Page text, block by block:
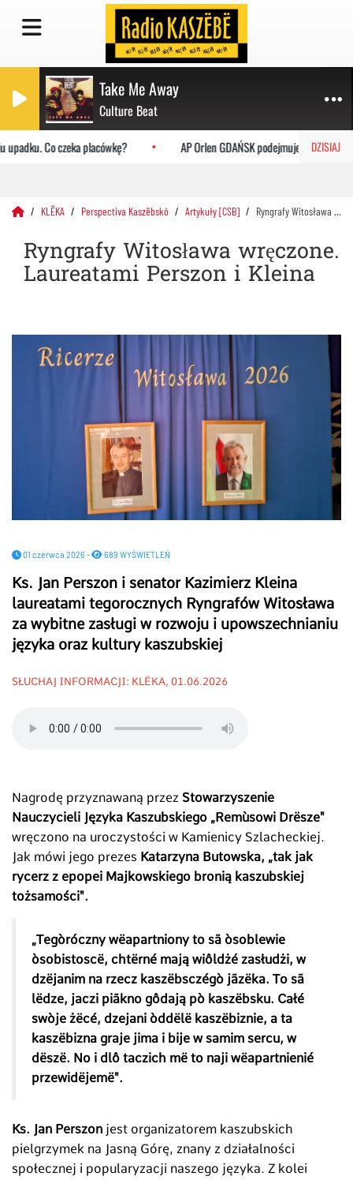
Take Me Away
Culture Beat
DZISIAJ
Co czeka placówkę? AP Orlen GDAŃSK podejmuje Uniwersytet
KLËKA Perspectiva Kaszëbskô Artykuły [CSB] Ryngrafy Witosława wręczone. Laureatami Perszon i Kleina
Ryngrafy Witosława wręczone.
Laureatami Perszon i Kleina
01 czerwca 2026 - 689 WYŚWIETLEŃ
Ks. Jan Perszon i senator Kazimierz Kleina
laureatami tegorocznych Ryngrafów Witosława
za wybitne zasługi w rozwoju i upowszechnianiu
języka oraz kultury kaszubskiej
SŁUCHAJ INFORMACJI: KLËKA, 01.06.2026
Nagrodę przyznawaną przez Stowarzyszenie
Nauczycieli Języka Kaszubskiego „Remùsowi Drësze"
wręczono na uroczystości w Kamienicy Szlacheckiej.
Jak mówi jego prezes Katarzyna Butowska, „tak jak
rycerz z epopei Majkowskiego bronią kaszubskiej
tożsamości".
„Tegòróczny wëapartniony to sã òsoblewie
òsobistoscë, chtërné mają wiôldżé zasłudżi, w
dzëjanim na rzecz kaszëbsczégò jãzëka. To sã
lëdze, jaczi piãkno gôdają pò kaszëbsku. Całé
swòje żëcé, dzejani òddëlë kaszëbiznie, a ta
kaszëbizna graje jima i bije w samim sercu, w
dëszë. No i dlô taczich më to naji wëapartnienié
przewidëjemë".
Ks. Jan Perszon jest organizatorem kaszubskich
pielgrzymek na Jasną Górę, znany z działalności
społecznej i popularyzacji naszego języka. Z kolei